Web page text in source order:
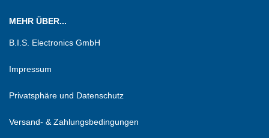
MEHR ÜBER...
B.I.S. Electronics GmbH
Impressum
Privatsphäre und Datenschutz
Versand- & Zahlungsbedingungen